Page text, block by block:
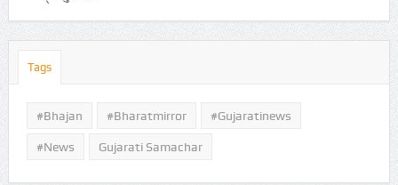
Tags
#Bhajan #bharatmirror #gujaratinews
#news Gujarati Samachar